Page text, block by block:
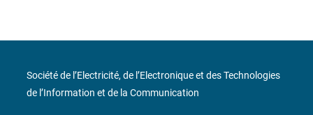
Société de l’Electricité, de l’Electronique et des Technologies
de l’Information et de la Communication